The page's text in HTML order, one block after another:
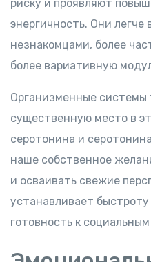
риску и проявляют
энергичность. Они легче
незнакомцами, более
более вариативную
Организменные системы
существенную место в
серотонина и
наше собственное
и осваивать свежие
устанавливает
готовность к